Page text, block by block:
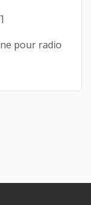
pour radio